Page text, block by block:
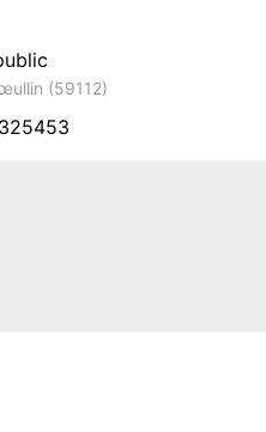
(59112)